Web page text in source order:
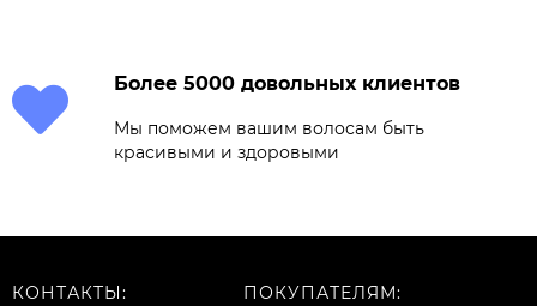
Более 5000 довольных клиентов
Мы поможем вашим волосам быть
красивыми и здоровыми
КОНТАКТЫ: ПОКУПАТЕЛЯМ: